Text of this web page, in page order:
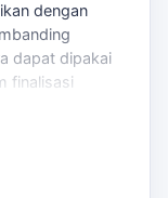
dengan
dapat dipakai
finalisasi
parasut/nylon